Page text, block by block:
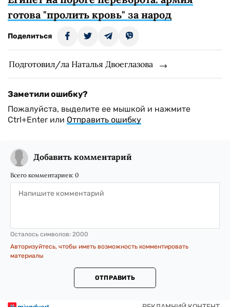
готова "пролить кровь" за народ
Поделиться
Подготовил/ла Наталья Двоеглазова
Заметили ошибку?
Пожалуйста, выделите ее мышкой и нажмите
Ctrl+Enter или Отправить ошибку
Добавить комментарий
Всего комментариев: 0
Осталось символов: 2000
Авторизуйтесь, чтобы иметь возможность комментировать
материалы
ОТПРАВИТЬ